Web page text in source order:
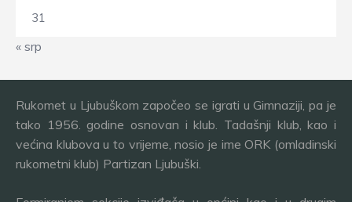
31
« srp
Rukomet u Ljubuškom započeo se igrati u Gimnaziji, pa je
tako 1956. godine osnovan i klub. Tadašnji klub, kao i
većina klubova u to vrijeme, nosio je ime ORK (omladinski
rukometni klub) Partizan Ljubuški.